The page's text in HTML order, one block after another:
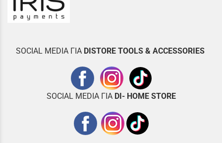
SOCIAL MEDIA ΓΙΑ DISTORE TOOLS & ACCESSORIES
SOCIAL MEDIA ΓΙΑ DI- HOME STORE